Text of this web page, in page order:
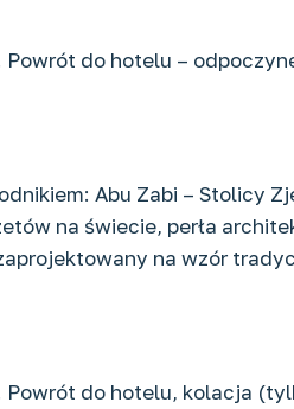
do hotelu –
Abu Zabi – Stolicy
na świecie, perła
na wzór
do hotelu, kolacja